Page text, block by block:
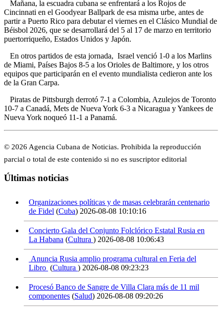
Mañana, la escuadra cubana se enfrentará a los Rojos de
Cincinnati en el Goodyear Ballpark de esa misma urbe, antes de
partir a Puerto Rico para debutar el viernes en el Clásico Mundial de
Béisbol 2026, que se desarrollará del 5 al 17 de marzo en territorio
puertorriqueño, Estados Unidos y Japón.
En otros partidos de esta jornada, Israel venció 1-0 a los Marlins
de Miami, Países Bajos 8-5 a los Orioles de Baltimore, y los otros
equipos que participarán en el evento mundialista cedieron ante los
de la Gran Carpa.
Piratas de Pittsburgh derrotó 7-1 a Colombia, Azulejos de Toronto
10-7 a Canadá, Mets de Nueva York 6-3 a Nicaragua y Yankees de
Nueva York noqueó 11-1 a Panamá.
© 2026 Agencia Cubana de Noticias. Prohibida la reproducción
parcial o total de este contenido si no es suscriptor editorial
Últimas noticias
Organizaciones políticas y de masas celebrarán centenario
de Fidel (Cuba) 2026-08-08 10:10:16
Concierto Gala del Conjunto Folclórico Estatal Rusia en
La Habana (Cultura ) 2026-08-08 10:06:43
Anuncia Rusia amplio programa cultural en Feria del
Libro (Cultura ) 2026-08-08 09:23:23
Procesó Banco de Sangre de Villa Clara más de 11 mil
componentes (Salud) 2026-08-08 09:20:26